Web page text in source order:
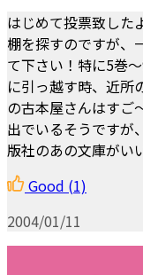
はじめて投票致した
棚を探すのですが、
て下さい！特に5巻
に引っ越す時、近所
の古本屋さんはすご
出でいるそうですが
版社のあの文庫がい
Good (1)
2004/01/11